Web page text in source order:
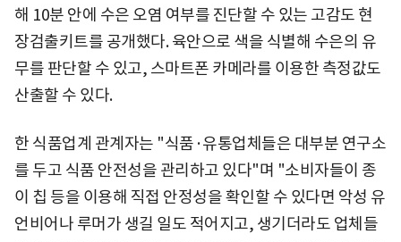
해 10분 안에 수은 오염 여부를 진단할 수 있는 고감도 현
장검출키트를 공개했다. 육안으로 색을 식별해 수은의 유
무를 판단할 수 있고, 스마트폰 카메라를 이용한 측정값도
산출할 수 있다.
한 식품업계 관계자는 "식품·유통업체들은 대부분 연구소
를 두고 식품 안전성을 관리하고 있다"며 "소비자들이 종
이 칩 등을 이용해 직접 안정성을 확인할 수 있다면 악성 유
언비어나 루머가 생길 일도 적어지고, 생기더라도 업체들